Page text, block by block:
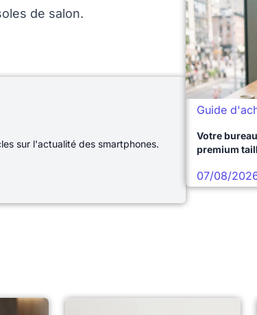
de salon.
sur l'actualité des smartphones.
Guide
Votre
premium
07/08/